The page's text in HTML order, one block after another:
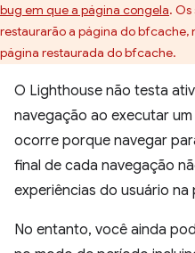
bug em que a página congela.
restaurarão a página do bfcache,
página restaurada do bfcache.
O Lighthouse não testa
navegação ao executar
ocorre porque navegar
final de cada navegação
experiências do usuário na
No entanto, você ainda